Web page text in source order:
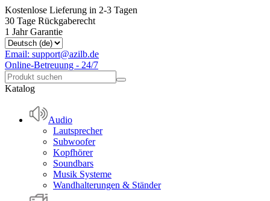
Kostenlose Lieferung in 2-3 Tagen
30 Tage Rückgaberecht
1 Jahr Garantie
Email: support@azilb.de
Online-Betreuung - 24/7
Katalog
Audio
Lautsprecher
Subwoofer
Kopfhörer
Soundbars
Musik Systeme
Wandhalterungen & Ständer